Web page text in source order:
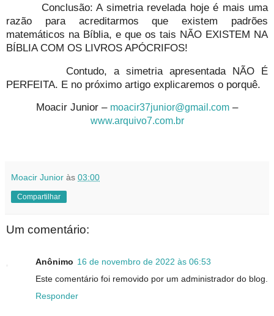
Conclusão: A simetria revelada hoje é mais uma
razão para acreditarmos que existem padrões
matemáticos na Bíblia, e que os tais NÃO EXISTEM NA
BÍBLIA COM OS LIVROS APÓCRIFOS!
Contudo, a simetria apresentada NÃO É
PERFEITA. E no próximo artigo explicaremos o porquê.
Moacir Junior – moacir37junior@gmail.com –
www.arquivo7.com.br
Moacir Junior às 03:00
Compartilhar
Um comentário:
Anônimo 16 de novembro de 2022 às 06:53
Este comentário foi removido por um administrador do blog.
Responder